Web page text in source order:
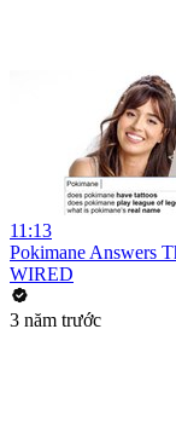
11:13
Pokimane Answers
WIRED
3 năm trước